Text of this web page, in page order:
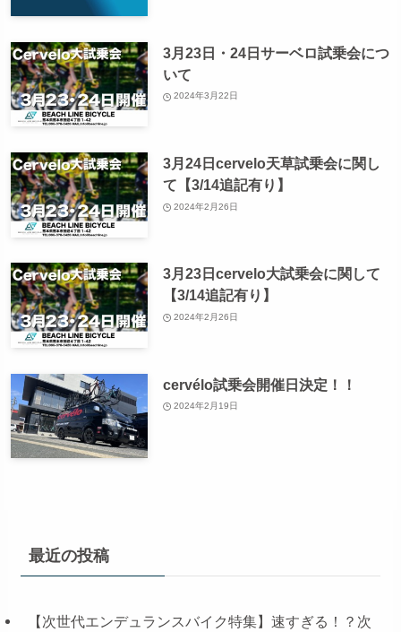
3月23日・24日サーベロ試乗会につ
いて
2024年3月22日
3月24日cervelo天草試乗会に関し
て【3/14追記有り】
2024年2月26日
3月23日cervelo大試乗会に関して
【3/14追記有り】
2024年2月26日
cervélo試乗会開催日決定！！
2024年2月19日
最近の投稿
【次世代エンデュランスバイク特集】速すぎる！？次